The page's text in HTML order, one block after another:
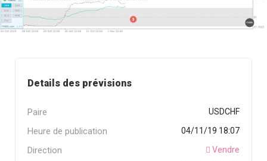
Details des prévisions
Paire USDCHF
Heure de publication 04/11/19 18:07
Direction Vendre